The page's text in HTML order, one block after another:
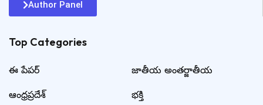
Author Panel
Top Categories​
ఈ పేపర్
ఆంధ్రప్రదేశ్
జాతీయ అంతర్జాతీయ
భక్తి